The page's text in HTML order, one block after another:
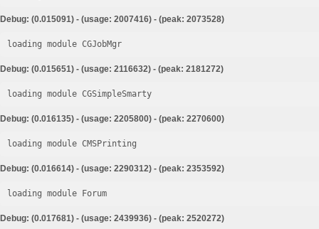
Debug: (0.015091) - (usage: 2007416) - (peak: 2073528)
loading module CGJobMgr
Debug: (0.015651) - (usage: 2116632) - (peak: 2181272)
loading module CGSimpleSmarty
Debug: (0.016135) - (usage: 2205800) - (peak: 2270600)
loading module CMSPrinting
Debug: (0.016614) - (usage: 2290312) - (peak: 2353592)
loading module Forum
Debug: (0.017681) - (usage: 2439936) - (peak: 2520272)